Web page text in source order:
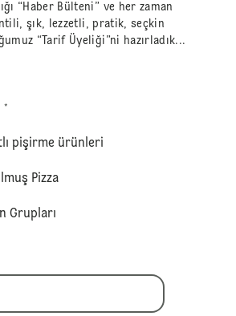
“Haber Bülteni” ve her zaman
şık, lezzetli, pratik, seçkin
“Tarif Üyeliği”ni hazırladık...
*
pişirme ürünleri
Pizza
Grupları